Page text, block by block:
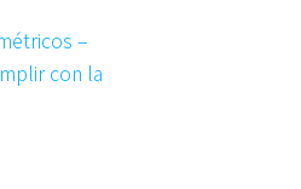
–
con la